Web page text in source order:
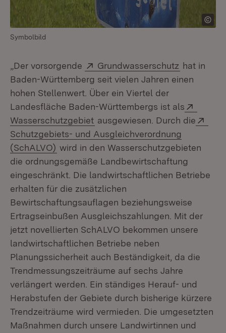
Symbolbild
„Der vorsorgende Extern:
Grundwasserschutz (Öffnet in
hat in
Baden-Württemberg seit vielen Jahren einen
hohen Stellenwert. Über ein Viertel der
Landesfläche Baden-Württembergs ist als
Wasserschutzgebiet (Öffnet in neuem Fenster)
ausgewiesen. Durch die
Schutzgebiets- und Ausgleichverordnung
(SchALVO) (Öffnet in neuem Fenster)
wird in den Wasserschutzgebieten
die ordnungsgemäße Landbewirtschaftung
eingeschränkt. Die landwirtschaftlichen Betriebe
erhalten für die zusätzlichen
Bewirtschaftungsauflagen beziehungsweise
Ertragseinbußen Ausgleichszahlungen. Mit der
jetzt novellierten SchALVO bekommen unsere
landwirtschaftlichen Betriebe neben
Planungssicherheit auch Beständigkeit, da die
Trendmessungszeiträume auf sechs Jahre
verlängert werden. Ein ständiges Herauf- und
Herabstufen der Gebiete durch bisherige kürzere
Trendzeiträume wird vermieden. Die umgesetzten
Maßnahmen durch unsere Landwirtinnen und